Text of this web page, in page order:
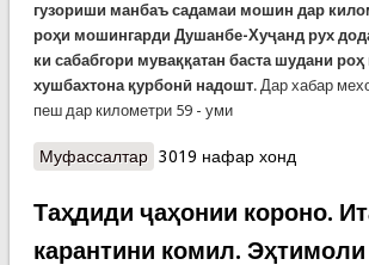
гузориши манбаъ садамаи мошин дар
роҳи мошингарди Душанбе-Хуҷанд рух
ки сабабгори муваққатан баста шудани
хушбахтона қурбонӣ надошт. Дар хабар
пеш дар километри 59 - уми
Муфассалтаро ФАВРӢ: Садама дар роҳи
3019 нафар хонд
Таҳдиди ҷаҳонии короно.
карантини комил.